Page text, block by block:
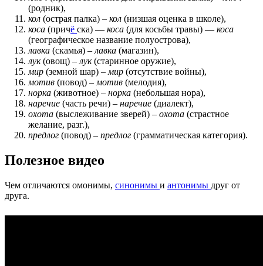
(родник),
кол (острая палка) – кол (низшая оценка в школе),
коса (причё ска) — коса (для косьбы травы) — коса
(географическое название полуострова),
лавка (скамья) – лавка (магазин),
лук(овощ) – лук(старинное оружие),
мир (земной шар) – мир (отсутствие войны),
мотив (повод) – мотив (мелодия),
норка (животное) – норка (небольшая нора),
наречие (часть речи) – наречие (диалект),
охота (выслеживание зверей) – охота (страстное
желание, разг.),
предлог (повод) – предлог (грамматическая категория).
Полезное видео
Чем отличаются омонимы, синонимы и антонимы друг от
друга.